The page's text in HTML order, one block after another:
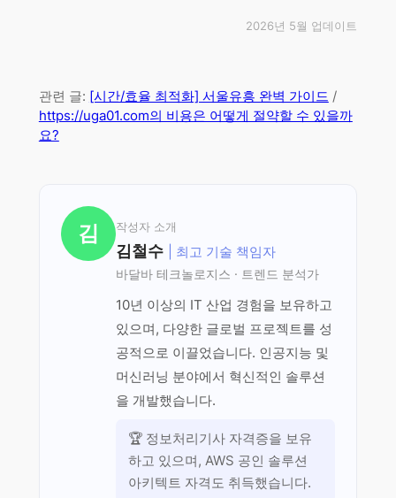
2026년 5월 업데이트
관련 글: [시간/효율 최적화] 서울유흥 완벽 가이드 /
https://uga01.com의 비용은 어떻게 절약할 수 있을까
요?
김 작성자 소개
김철수 | 최고 기술 책임자
바달바 테크놀로지스 · 트렌드 분석가
10년 이상의 IT 산업 경험을 보유하고
있으며, 다양한 글로벌 프로젝트를 성
공적으로 이끌었습니다. 인공지능 및
머신러닝 분야에서 혁신적인 솔루션
을 개발했습니다.
🏆 정보처리기사 자격증을 보유
하고 있으며, AWS 공인 솔루션
아키텍트 자격도 취득했습니다.